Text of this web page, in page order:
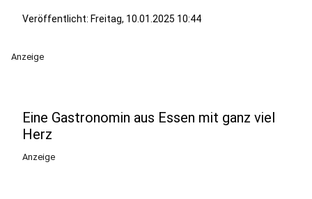
Veröffentlicht: Freitag, 10.01.2025 10:44
Anzeige
Eine Gastronomin aus Essen mit ganz viel
Herz
Anzeige